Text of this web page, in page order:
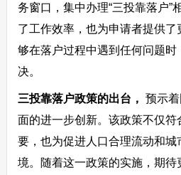
务窗口，集中办理“三投靠落户”
了工作效率，也为申请者提供
够在落户过程中遇到任何问题时
决。
三投靠落户政策的出台， 预示
面的进一步创新。该政策不仅符
要，也为促进人口合理流动和
境。随着这一政策的实施，期